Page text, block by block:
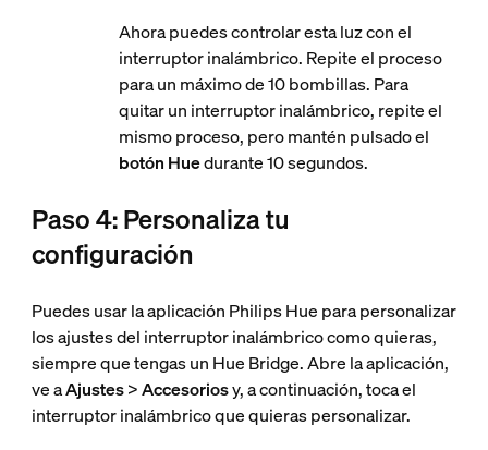
Ahora puedes controlar esta luz con el
interruptor inalámbrico. Repite el proceso
para un máximo de 10 bombillas. Para
quitar un interruptor inalámbrico, repite el
mismo proceso, pero mantén pulsado el
botón Huedurante 10 segundos.
Paso 4: Personaliza tu
configuración
Puedes usar la aplicación Philips Hue para personalizar
los ajustes del interruptor inalámbrico como quieras,
siempre que tengas un Hue Bridge. Abre la aplicación,
ve aAjustes>Accesoriosy, a continuación, toca el
interruptor inalámbrico que quieras personalizar.